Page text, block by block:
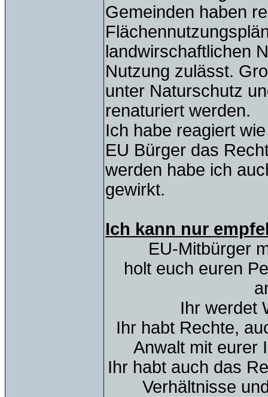
Gemeinden haben
landwirschaftlichen
Nutzung zulässt.
unter Naturschutz
renaturiert werden.
Ich habe reagiert
EU Bürger das
werden habe ich
gewirkt.
Ich kann nur
EU-Mitbürger
holt euch euren
Ihr werdet
Ihr habt Rechte,
Anwalt mit eurer
Ihr habt auch das
Verhältnisse